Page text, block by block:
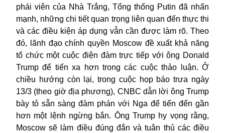
phái viên của Nhà Trắng, Tổng thống Putin đã nhấn
mạnh, những chi tiết quan trọng liên quan đến thực thi
và các điều kiện áp dụng vẫn cần được làm rõ. Theo
đó, lãnh đạo chính quyền Moscow đề xuất khả năng
tổ chức một cuộc điện đàm trực tiếp với ông Donald
Trump để tiến xa hơn trong các cuộc thảo luận. Ở
chiều hướng còn lại, trong cuộc họp báo trưa ngày
13/3 (theo giờ địa phương), CNBC dẫn lời ông Trump
bày tỏ sẵn sàng đàm phán với Nga để tiến đến gần
hơn một lệnh ngừng bắn. Ông Trump hy vọng rằng,
Moscow sẽ làm điều đúng đắn và tuân thủ các điều